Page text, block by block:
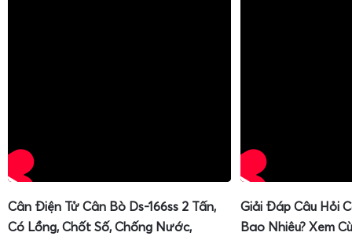
Cân Điện Tử Cân Bò Ds-166ss 2 Tấn,
Có Lồng, Chốt Số, Chống Nước,
Giải Đáp Câu Hỏi
Bao Nhiêu? Xem